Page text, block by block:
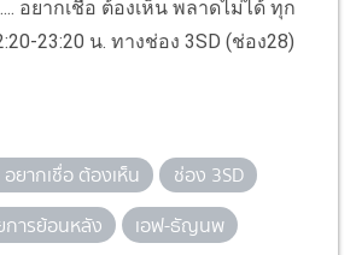
อยากเชื่อ ต้องเห็น พลาดไม่ได้ ทุก
23:20 น. ทางช่อง 3SD (ช่อง28)
ยากเชื่อ ต้องเห็น
ช่อง 3SD
การย้อนหลัง เอฟ-ธัญนพ